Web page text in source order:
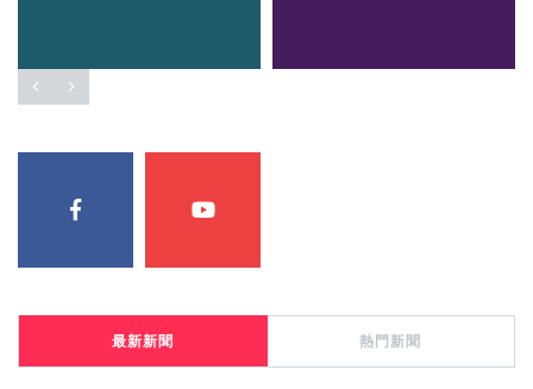
最新新聞 熱門新聞